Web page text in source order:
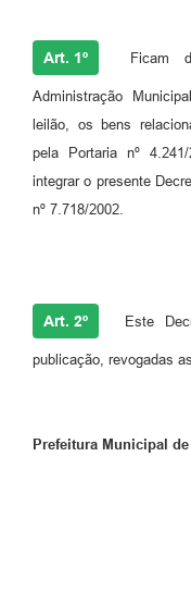
Art. 1º Ficam
Administração
leilão, os bens
pela Portaria nº
integrar o presente
nº 7.718/2002.
Art. 2º Este
publicação, revogadas
Prefeitura Municipal